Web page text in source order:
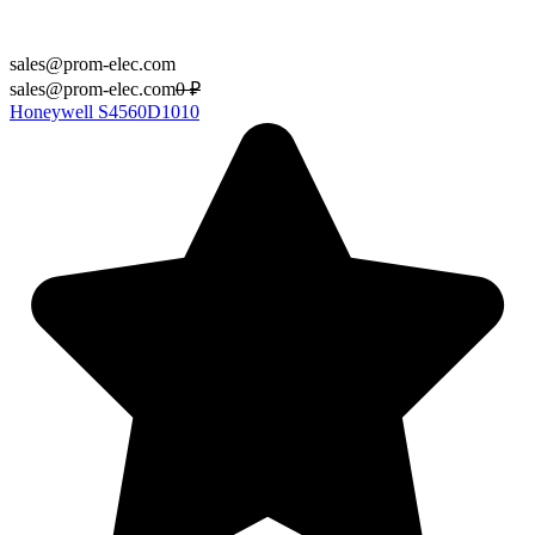
sales@prom-elec.com
sales@prom-elec.com0 ₽
Honeywell S4560D1010